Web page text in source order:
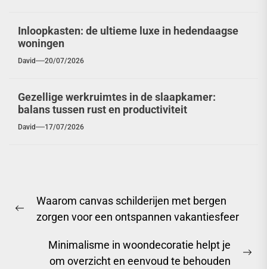
Inloopkasten: de ultieme luxe in hedendaagse
woningen
David 20/07/2026
Gezellige werkruimtes in de slaapkamer:
balans tussen rust en productiviteit
David 17/07/2026
Previous
Waarom canvas schilderijen met bergen
zorgen voor een ontspannen vakantiesfeer
Minimalisme in woondecoratie helpt je
om overzicht en eenvoud te behouden